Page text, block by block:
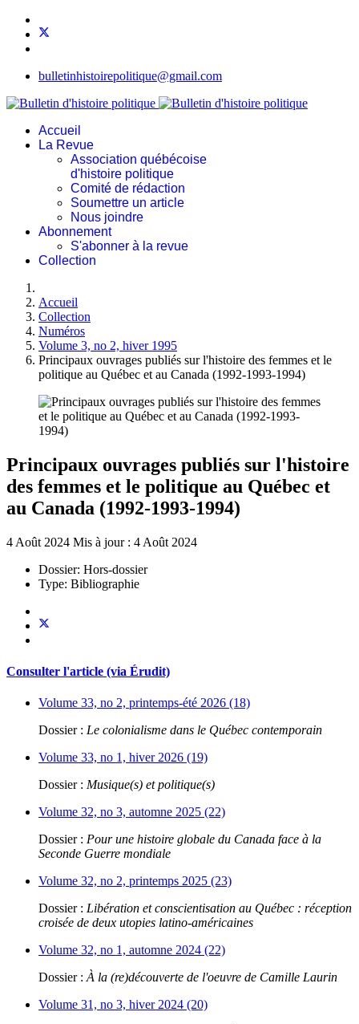
bulletinhistoirepolitique@gmail.com
Accueil
La Revue
Association québécoise
d'histoire politique
Comité de rédaction
Soumettre un article
Nous joindre
Abonnement
S'abonner à la revue
Collection
Accueil
Collection
Numéros
Volume 3, no 2, hiver 1995
Principaux ouvrages publiés sur l'histoire des femmes et le
politique au Québec et au Canada (1992-1993-1994)
Principaux ouvrages publiés sur l'histoire
des femmes et le politique au Québec et
au Canada (1992-1993-1994)
4 Août 2024 Mis à jour : 4 Août 2024
Dossier: Hors-dossier
Type: Bibliographie
Consulter l'article (via Érudit)
Volume 33, no 2, printemps-été 2026 (18)
Dossier : Le colonialisme dans le Québec contemporain
Volume 33, no 1, hiver 2026 (19)
Dossier : Musique(s) et politique(s)
Volume 32, no 3, automne 2025 (22)
Dossier : Pour une histoire globale du Canada face à la
Seconde Guerre mondiale
Volume 32, no 2, printemps 2025 (23)
Dossier : Libération et conscientisation au Québec : réception
croisée de deux utopies latino-américaines
Volume 32, no 1, automne 2024 (22)
Dossier : À la (re)découverte de l'oeuvre de Camille Laurin
Volume 31, no 3, hiver 2024 (20)